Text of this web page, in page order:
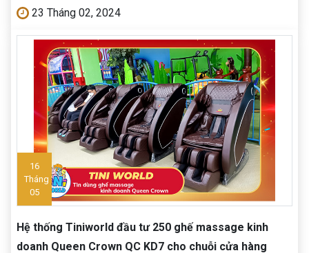
23 Tháng 02, 2024
16
Tháng
05
Hệ thống Tiniworld đầu tư 250 ghế massage kinh
doanh Queen Crown QC KD7 cho chuỗi cửa hàng